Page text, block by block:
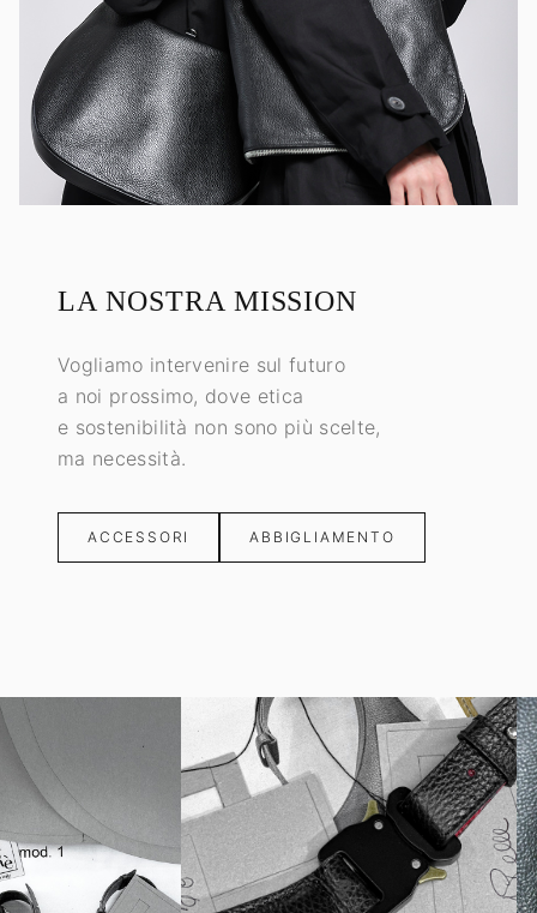
LA NOSTRA MISSION
Vogliamo intervenire sul futuro
a noi prossimo, dove etica
e sostenibilità non sono più scelte,
ma necessità.
ACCESSORI ABBIGLIAMENTO